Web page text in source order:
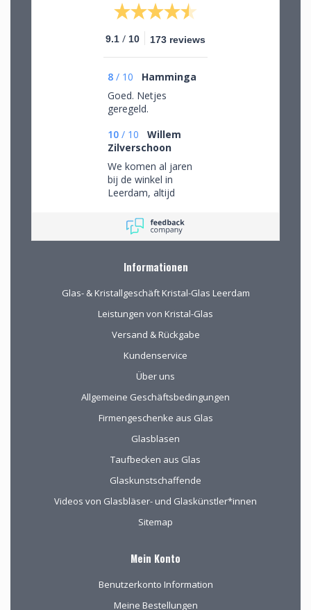
9.1 / 10 173 reviews
8 / 10
Hamminga
Goed. Netjes
geregeld.
10 / 10
Willem
Zilverschoon
We komen al jaren
bij de winkel in
Leerdam, altijd
waar we een aantal
van gekocht hebben.
het eerst via de site
geeft prima
informatie, de
verzending van het
kwetsbare glas is
Informationen
Glas- & Kristallgeschäft Kristal-Glas Leerdam
Leistungen von Kristal-Glas
Versand & Rückgabe
Kundenservice
Über uns
Allgemeine Geschäftsbedingungen
Firmengeschenke aus Glas
Glasblasen
Taufbecken aus Glas
Glaskunstschaffende
Videos von Glasbläser- und Glaskünstler*innen
Sitemap
Mein Konto
Benutzerkonto Information
Meine Bestellungen